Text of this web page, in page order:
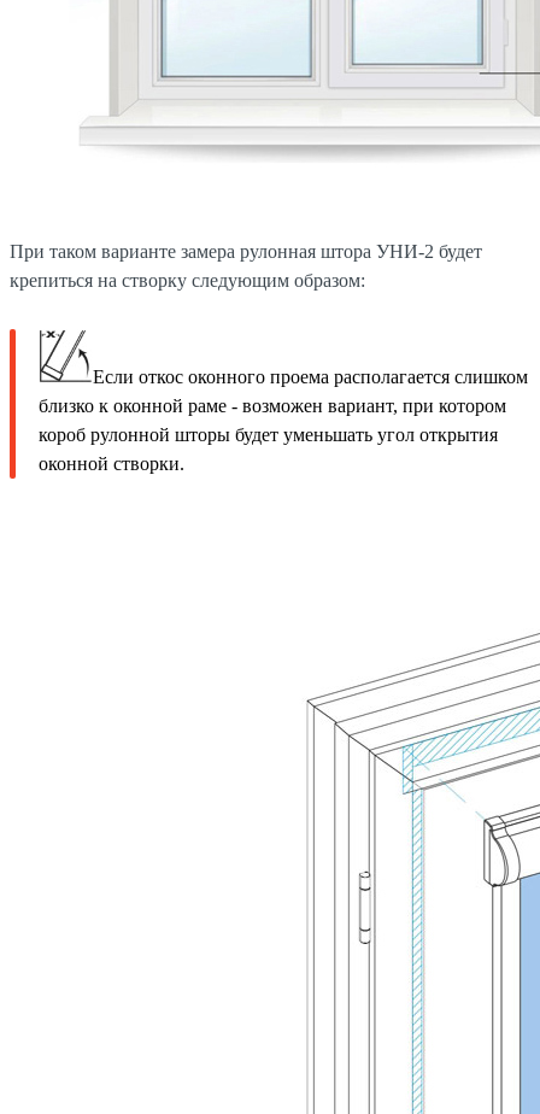
При таком варианте замера рулонная штора УНИ-2 будет
крепиться на створку следующим образом:
Если откос оконного проема располагается слишком
близко к оконной раме - возможен вариант, при котором
короб рулонной шторы будет уменьшать угол открытия
оконной створки.